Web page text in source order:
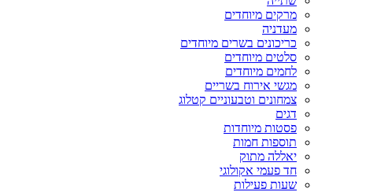
מרקים מיוחדים
מעדניה
כריכונים בשרים מיוחדים
סלטים מיוחדים
לחמים מיוחדים
מגשי אירוח בשריים
צמחונים וטבעוניים קטלוג
דגים
פסטות מיוחדות
תוספות חמות
יאללה מתוק
חד פעמי אקולוגי
שעות פעילות